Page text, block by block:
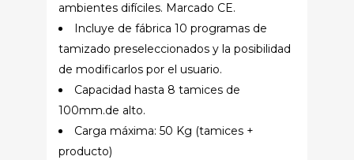
ambientes difíciles. Marcado CE.
Incluye de fábrica 10 programas de
tamizado preseleccionados y la posibilidad
de modificarlos por el usuario.
Capacidad hasta 8 tamices de
100mm.de alto.
Carga máxima: 50 Kg (tamices +
producto)